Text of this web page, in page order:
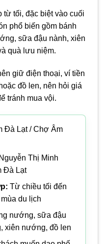
tối, đặc biệt vào cuối
phổ biến gồm bánh
sữa đậu nành, xiên
quà lưu niệm.
giữ điện thoại, ví tiền
đồ len, nên hỏi giá
tránh mua vội.
Đà Lạt / Chợ Âm
Thị Minh
Đà Lạt
Từ chiều tối đến
du lịch
nướng, sữa đậu
xiên nướng, đồ len